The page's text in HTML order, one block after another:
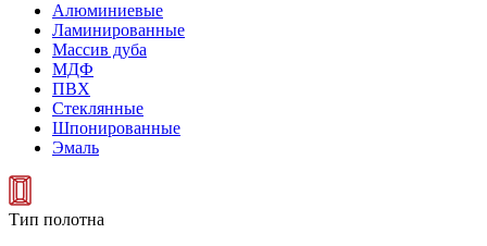
Алюминиевые
Ламинированные
Массив дуба
МДФ
ПВХ
Стеклянные
Шпонированные
Эмаль
Тип полотна